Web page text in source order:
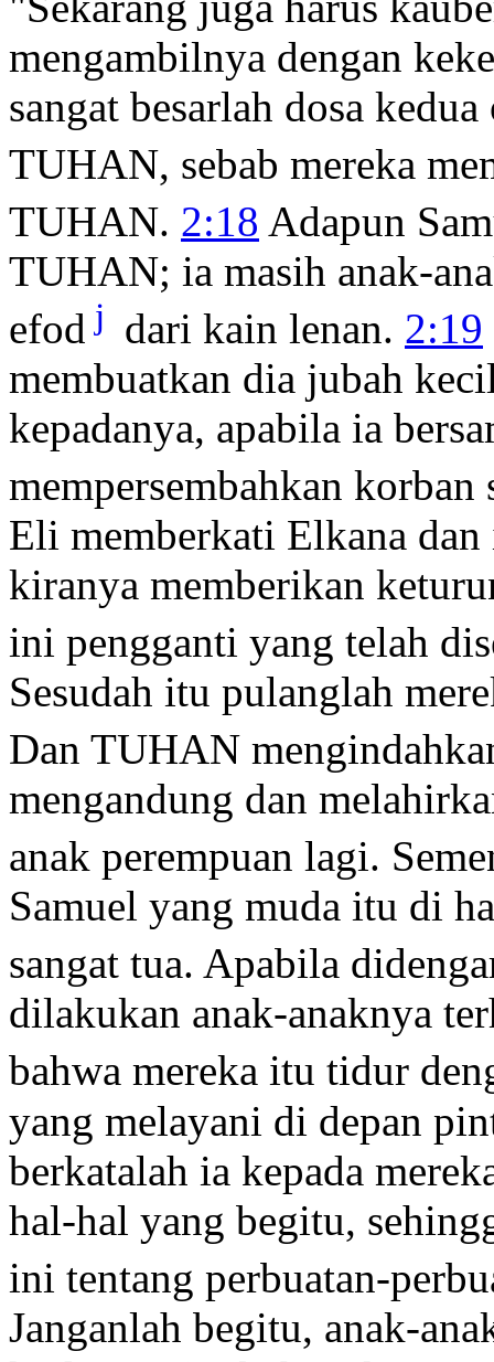
mengambilnya dengan
sangat besarlah dosa
TUHAN, sebab mereka
TUHAN. 2:18 Adapun
TUHAN; ia masih anak-
efod j dari kain lenan. 2:19
membuatkan dia jubah
kepadanya, apabila ia
mempersembahkan korban
Eli memberkati Elkana
kiranya memberikan
ini pengganti yang telah
Sesudah itu pulanglah
Dan TUHAN
mengandung dan
anak perempuan lagi.
Samuel yang muda itu di
sangat tua. Apabila
dilakukan anak-anaknya
bahwa mereka itu tidur
yang melayani di depan
berkatalah ia kepada
hal-hal yang begitu,
ini tentang perbuatan-
Janganlah begitu, anak-